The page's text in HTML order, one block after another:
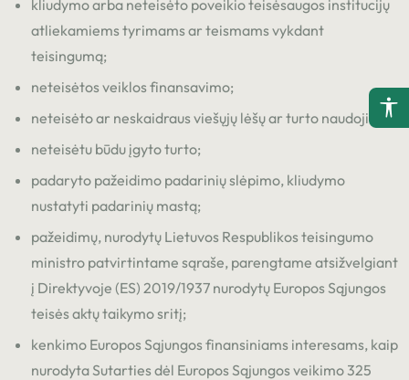
kliudymo arba neteisėto poveikio teisėsaugos institucijų
atliekamiems tyrimams ar teismams vykdant
teisingumą;
neteisėtos veiklos finansavimo;
neteisėto ar neskaidraus viešųjų lėšų ar turto naudojimo;
neteisėtu būdu įgyto turto;
padaryto pažeidimo padarinių slėpimo, kliudymo
nustatyti padarinių mastą;
pažeidimų, nurodytų Lietuvos Respublikos teisingumo
ministro patvirtintame sąraše, parengtame atsižvelgiant
į Direktyvoje (ES) 2019/1937 nurodytų Europos Sąjungos
teisės aktų taikymo sritį;
kenkimo Europos Sąjungos finansiniams interesams, kaip
nurodyta Sutarties dėl Europos Sąjungos veikimo 325